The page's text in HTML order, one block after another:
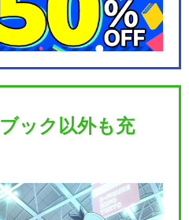
ック以外も充